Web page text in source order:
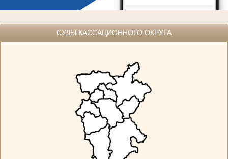
СУДЫ КАССАЦИОННОГО ОКРУГА